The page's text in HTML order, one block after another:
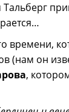
времени,
(нам он
,